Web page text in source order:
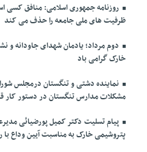
روزنامه جمهوری اسلامی: منافق کسی
ظرفیت های ملی جامعه را حذف می کند
دوم مرداد؛ یادمان شهدای جاودانه و
خارک گرامی باد
نماینده دشتی و تنگستان درمجلس
مشکلات مدارس تنگستان در دستور کار
پیام تسلیت دکتر کمیل پورضیائی
پتروشیمی خارک به مناسبت آیین وداع با